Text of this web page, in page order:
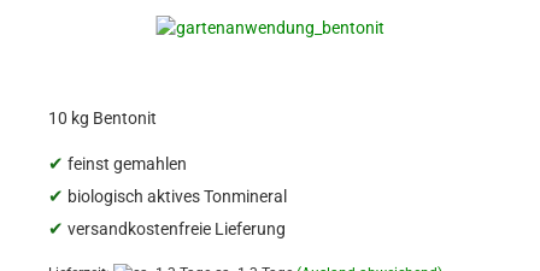
10 kg Bentonit
✔ feinst gemahlen
✔ biologisch aktives Tonmineral
✔ versandkostenfreie Lieferung